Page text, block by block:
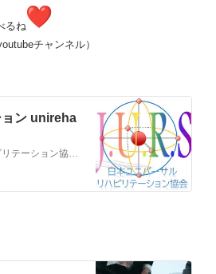
セミナーペ
universalreh
ョン主催者
るね
チャンネル）
ン unireha
日本ユニバーサルリハビリテーション協会です。「ユニリハ」の愛称で親しまれています。 ユニリハは医学、心理学、精神学を研究しリハビリテーションへ繋げる全国の臨床研究団体です。 近年では、これまで培った知識、技術、知見を広く一般の皆さまと共有するために、YouTubeのフィールドへ降り立ちました。 みなさまの身体の悩み、心の悩み、コミュニケーションの問題など、様…